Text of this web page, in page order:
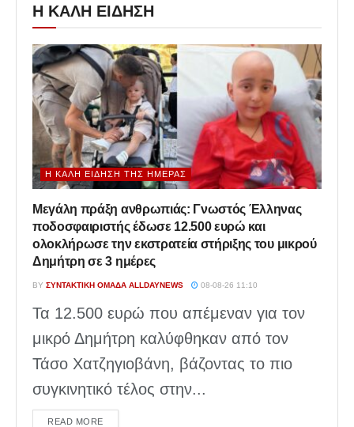
Η ΚΑΛΗ ΕΙΔΗΣΗ
Η ΚΑΛΉ ΕΊΔΗΣΗ ΤΗΣ ΗΜΈΡΑΣ
Μεγάλη πράξη ανθρωπιάς: Γνωστός Έλληνας
ποδοσφαιριστής έδωσε 12.500 ευρώ και
ολοκλήρωσε την εκστρατεία στήριξης του μικρού
Δημήτρη σε 3 ημέρες
BY ΣΥΝΤΑΚΤΙΚΉ ΟΜΆΔΑ ALLDAYNEWS 08-08-26 11:10
Τα 12.500 ευρώ που απέμεναν για τον
μικρό Δημήτρη καλύφθηκαν από τον
Τάσο Χατζηγιοβάνη, βάζοντας το πιο
συγκινητικό τέλος στην...
READ MOREDETAILS